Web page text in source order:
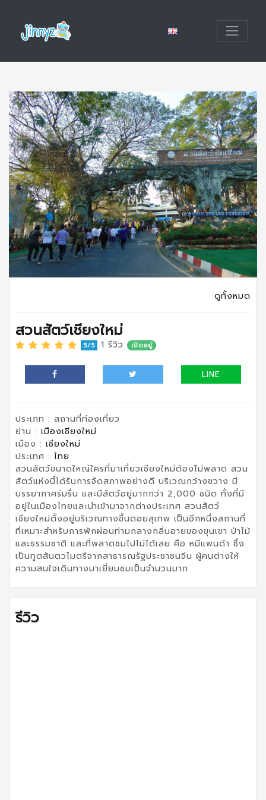
ดูทั้งหมด
สวนสัตว์เชียงใหม่
5/5 1 รีวิว เปิดอยู่
LINE
ประเภท : สถานที่ท่องเที่ยว
ย่าน : เมืองเชียงใหม่
เมือง : เชียงใหม่
ประเทศ : ไทย
สวนสัตว์ขนาดใหญ่ใครที่มาเที่ยวเชียงใหม่ต้องไม่พลาด สวน
สัตว์แห่งนี้ได้รับการจัดสภาพอย่างดี บริเวณกว้างขวาง มี
บรรยากาศร่มรื่น และมีสัตว์อยู่มากกว่า 2,000 ชนิด ทั้งที่มี
อยู่ในเมืองไทยและนำเข้ามาจากต่างประเทศ สวนสัตว์
เชียงใหม่ตั้งอยู่บริเวณทางขึ้นดอยสุเทพ เป็นอีกหนึ่งสถานที่
ที่เหมาะสำหรับการพักผ่อนท่ามกลางกลิ่นอายของขุนเขา ป่าไม้
และธรรมชาติ และที่พลาดชมไปไม่ได้เลย คือ หมีแพนด้า ซึ่ง
เป็นทูตสันตวไมตรีจากสาธารณรัฐประชาชนจีน ผู้คนต่างให้
ความสนใจเดินทางมาเยี่ยมชมเป็นจำนวนมาก
รีวิว